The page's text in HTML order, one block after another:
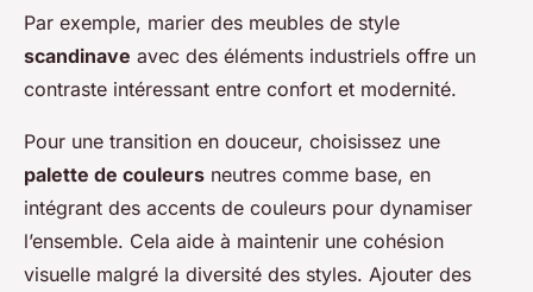
Par exemple, marier des meubles de style
scandinave avec des éléments industriels offre un
contraste intéressant entre confort et modernité.
Pour une transition en douceur, choisissez une
palette de couleurs neutres comme base, en
intégrant des accents de couleurs pour dynamiser
l’ensemble. Cela aide à maintenir une cohésion
visuelle malgré la diversité des styles. Ajouter des